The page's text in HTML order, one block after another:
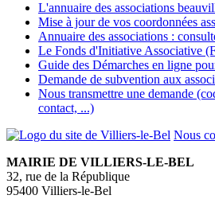
L'annuaire des associations
Mise à jour de vos coordonnées
Annuaire des associations :
Le Fonds d'Initiative Associative
Guide des Démarches en ligne
Demande de subvention aux
Nous transmettre une demande
contact, ...)
Nous
MAIRIE DE VILLIERS-LE-BEL
32, rue de la République
95400 Villiers-le-Bel